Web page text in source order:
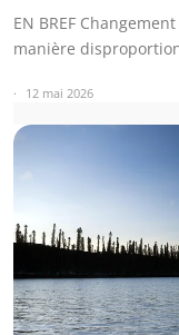
EN BREF
manière
12 mai 2026